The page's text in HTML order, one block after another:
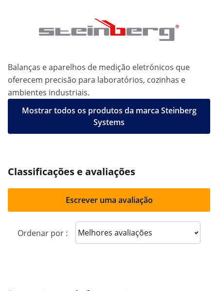
Balanças e aparelhos de medição eletrónicos que
oferecem precisão para laboratórios, cozinhas e
ambientes industriais.
Mostrar todos os produtos da marca Steinberg
Systems
Classificações e avaliações
Escrever uma avaliação
Ordenar por : Sort reviews